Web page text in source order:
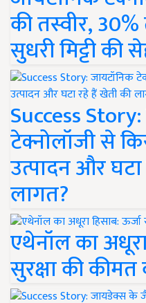
की तस्वीर,
सुधरी मिट्टी की
Success
टेक्नोलॉजी से
उत्पादन और
लागत?
एथेनॉल का
सुरक्षा की